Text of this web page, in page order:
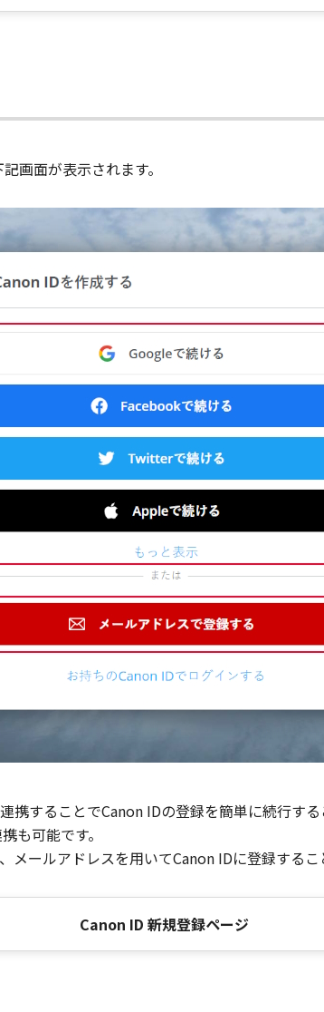
画面が表示されます。
することでCanon IDの登録を簡単に続行する
も可能です。
ールアドレスを用いてCanon IDに登録するこ
Canon ID 新規登録ページ